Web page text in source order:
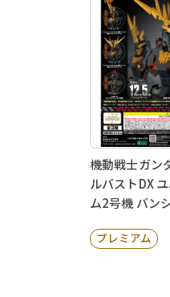
機動戦士ガン
ルバストDX
ム2号機 バン
プレミアム